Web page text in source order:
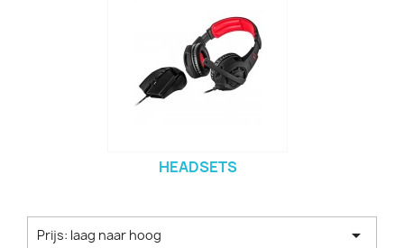
HEADSETS
Prijs: laag naar hoog 